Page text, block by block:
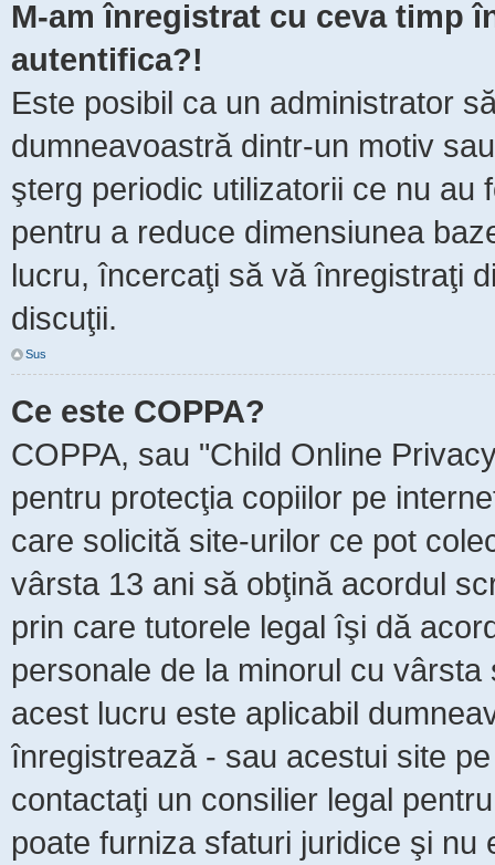
M-am înregistrat cu ceva timp
autentifica?!
Este posibil ca un administrator
dumneavoastră dintr-un motiv
şterg periodic utilizatorii ce nu au
pentru a reduce dimensiunea
lucru, încercaţi să vă înregistraţi
discuţii.
Sus
Ce este COPPA?
COPPA, sau "Child Online
pentru protecţia copiilor pe
care solicită site-urilor ce pot
vârsta 13 ani să obţină acordul
prin care tutorele legal îşi dă
personale de la minorul cu
acest lucru este aplicabil
înregistrează - sau acestui site
contactaţi un consilier legal
poate furniza sfaturi juridice şi